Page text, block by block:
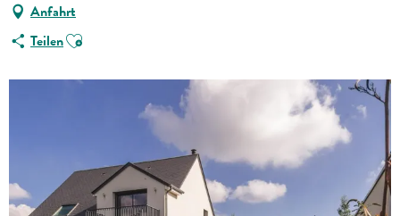
Anfahrt
TeilenAjouter aux favoris